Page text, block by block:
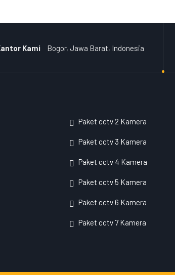
Kami Bogor, Jawa Barat, Indonesia
Paket cctv 2 Kamera
Paket cctv 3 Kamera
Paket cctv 4 Kamera
Paket cctv 5 Kamera
Paket cctv 6 Kamera
Paket cctv 7 Kamera